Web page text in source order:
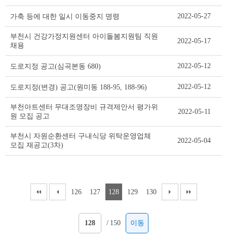
리
스
트
테
이
블
가축 등에 대한 일시 이동중지 명령 2022-05-27
부천시 건강가정지원센터 아이돌봄지원팀 직원
채용
2022-05-17
도로지정 공고(심곡본동 680) 2022-05-12
도로지정(변경) 공고(원미동 188-95, 188-96) 2022-05-12
부천아트센터 무대조명장비 규격제안서 평가위
원 모집 공고
2022-05-11
부천시 자원순환센터 구내식당 위탁운영업체
모집 재공고(3차)
2022-05-04
126 127 128 129 130
/ 150 이동